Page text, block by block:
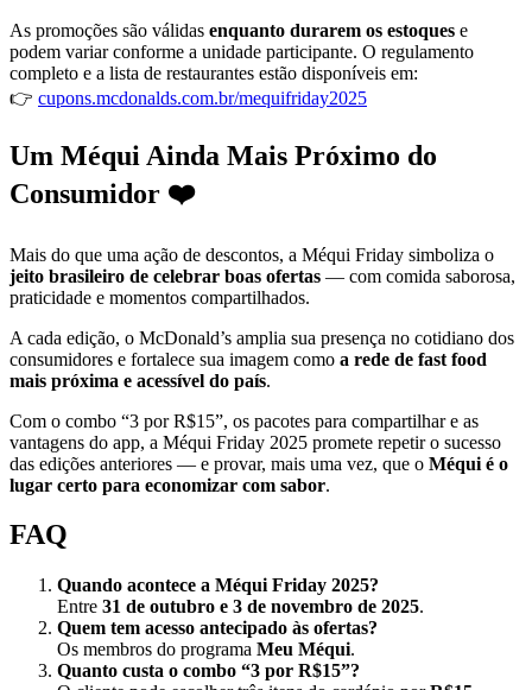
As promoções são válidas enquanto durarem os estoques e
podem variar conforme a unidade participante. O regulamento
completo e a lista de restaurantes estão disponíveis em:
👉 cupons.mcdonalds.com.br/mequifriday2025
Um Méqui Ainda Mais Próximo do
Consumidor ❤️
Mais do que uma ação de descontos, a Méqui Friday simboliza o
jeito brasileiro de celebrar boas ofertas — com comida saborosa,
praticidade e momentos compartilhados.
A cada edição, o McDonald’s amplia sua presença no cotidiano dos
consumidores e fortalece sua imagem como a rede de fast food
mais próxima e acessível do país.
Com o combo “3 por R$15”, os pacotes para compartilhar e as
vantagens do app, a Méqui Friday 2025 promete repetir o sucesso
das edições anteriores — e provar, mais uma vez, que o Méqui é o
lugar certo para economizar com sabor.
FAQ
Quando acontece a Méqui Friday 2025?
Entre 31 de outubro e 3 de novembro de 2025.
Quem tem acesso antecipado às ofertas?
Os membros do programa Meu Méqui.
Quanto custa o combo “3 por R$15”?